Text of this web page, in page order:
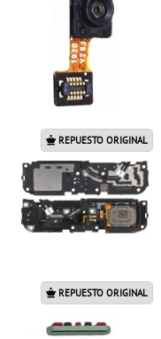
REPUESTO ORIGINAL
REPUESTO ORIGINAL